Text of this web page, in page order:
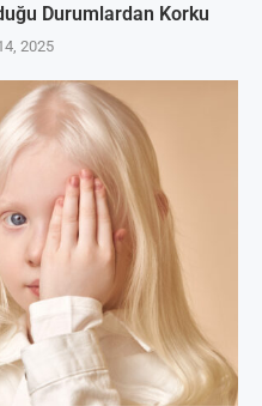
Durumlardan Korku
2025